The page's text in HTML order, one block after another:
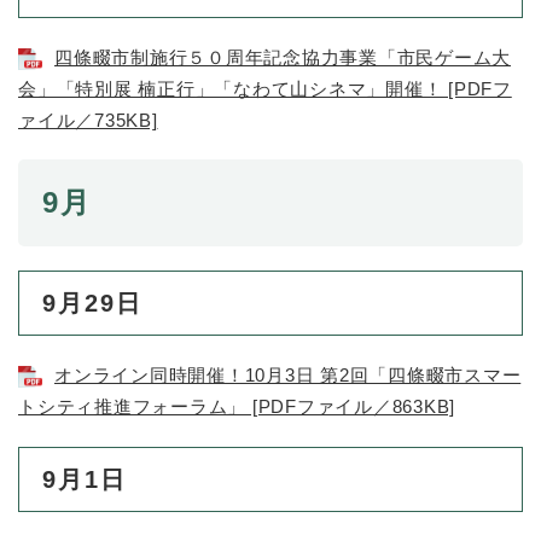
四條畷市制施行５０周年記念協力事業「市民ゲーム大
会」「特別展 楠正行」「なわて山シネマ」開催！ [PDFフ
ァイル／735KB]
9月
9月29日
オンライン同時開催！10月3日 第2回「四條畷市スマー
トシティ推進フォーラム」 [PDFファイル／863KB]
9月1日